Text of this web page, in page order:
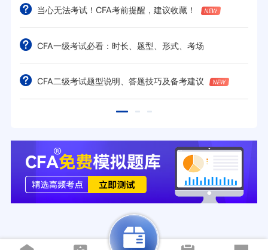
当心无法考试！CFA考前提醒，建议收藏！
CFA一级考试必看：时长、题型、形式、考场
CFA二级考试题型说明、答题技巧及备考建议